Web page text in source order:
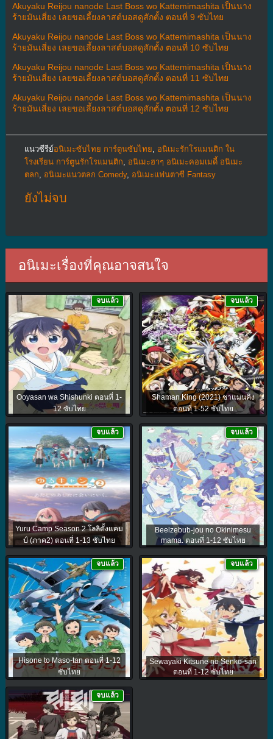
Akuyaku Reijou nanode Last Boss wo Kattemimashita เป็นนาง
ร้ายมันเสี่ยง เลยขอเลี้ยงลาสต์บอสดูสักตั้ง ตอนที่ 9 ซับไทย
Akuyaku Reijou nanode Last Boss wo Kattemimashita เป็นนาง
ร้ายมันเสี่ยง เลยขอเลี้ยงลาสต์บอสดูสักตั้ง ตอนที่ 10 ซับไทย
Akuyaku Reijou nanode Last Boss wo Kattemimashita เป็นนาง
ร้ายมันเสี่ยง เลยขอเลี้ยงลาสต์บอสดูสักตั้ง ตอนที่ 11 ซับไทย
Akuyaku Reijou nanode Last Boss wo Kattemimashita เป็นนาง
ร้ายมันเสี่ยง เลยขอเลี้ยงลาสต์บอสดูสักตั้ง ตอนที่ 12 ซับไทย
แนวซีรีย์อนิเมะซับไทย การ์ตูนซับไทย
อนิเมะรักโรแมนติก ใน
โรงเรียน การ์ตูนรักโรแมนติก
อนิเมะฮาๆ อนิเมะคอมเมดี้ อนิเมะ
ตลก
อนิเมะแนวตลก Comedy, อนิเมะแฟนตาซี Fantasy
ยังไม่จบ
อนิเมะเรื่องที่คุณอาจสนใจ
Ooyasan wa Shishunki ตอนที่ 1-
12 ซับไทย
จบแล้ว
Shaman King (2021) ชาแมนคิง
ตอนที่ 1-52 ซับไทย
จบแล้ว
Yuru Camp Season 2 โลลิตั้งแคม
ป์ (ภาค2) ตอนที่ 1-13 ซับไทย
จบแล้ว
Beelzebub-jou no Okinimesu
mama. ตอนที่ 1-12 ซับไทย
จบแล้ว
Hisone to Maso-tan ตอนที่ 1-12
ซับไทย
จบแล้ว
Sewayaki Kitsune no Senko-san
ตอนที่ 1-12 ซับไทย
จบแล้ว
จบแล้ว